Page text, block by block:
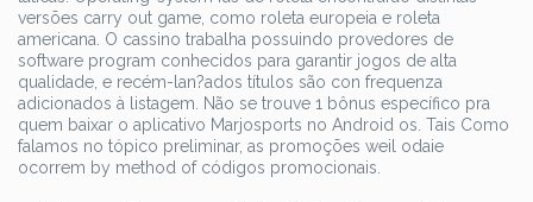
versões carry out game, como roleta europeia e roleta
americana. O cassino trabalha possuindo provedores de
software program conhecidos para garantir jogos de alta
qualidade, e recém-lan?ados títulos são con frequenza
adicionados à listagem. Não se trouve 1 bônus específico pra
quem baixar o aplicativo Marjosports no Android os. Tais Como
falamos no tópico preliminar, as promoções weil odaie
ocorrem by method of códigos promocionais.